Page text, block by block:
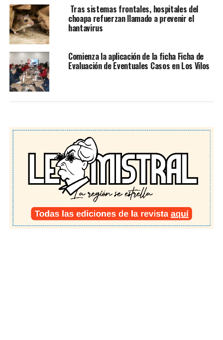
Tras sistemas frontales, hospitales del
choapa refuerzan llamado a prevenir el
hantavirus
Comienza la aplicación de la ficha Ficha de
Evaluación de Eventuales Casos en Los Vilos